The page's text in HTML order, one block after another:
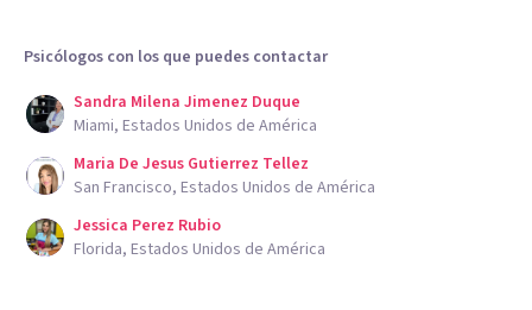
Psicólogos con los que puedes contactar
Sandra Milena Jimenez Duque
Miami, Estados Unidos de América
Maria De Jesus Gutierrez Tellez
San Francisco, Estados Unidos de América
Jessica Perez Rubio
Florida, Estados Unidos de América